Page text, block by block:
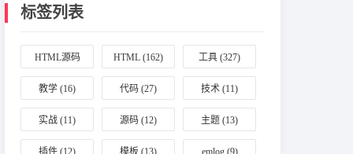
标签列表
HTML源码
(164)
HTML (162) 工具 (327)
教学 (16) 代码 (27) 技术 (11)
实战 (11) 源码 (12) 主题 (13)